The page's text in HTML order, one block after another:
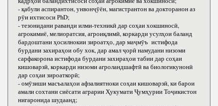
- қабули аспирантон, унвонҷӯён, магистрантон ва докторанон аз
рӯи ихтисоси РhD;
- тезонидани раванди илми-техникӣ дар соҳаи хокшиносӣ,
агрокимиё, мелиоратсия, агроиқлимӣ, коркарди усулҳои баланд
бардоштани ҳосилнокии зироатҳо, дар маҷмӯъ истифода
бурдани захираҳои обу хок, дар амал ҷорӣ намудани низоми
сарфакорона истифода бурдани захираҳои табии дар соҳаи
кишоварзӣ, коркарди низоми агроландшафтӣ ва биологикунонӣ
дар соҳаи зироаткорӣ;
- омӯзиши масъалаҳои афзалиятноки соҳаи кишоварзӣ, ки барои
амали сохтани сиёсати аграрии Ҳукумати Ҷумҳурии Тоҷикистон
нигаронида шудаанд;